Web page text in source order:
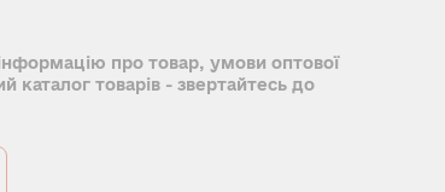
про товар, умови оптової
каталог товарів - звертайтесь до